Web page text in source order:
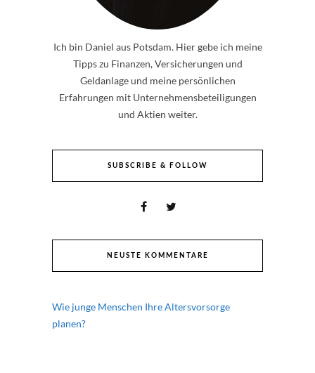
Ich bin Daniel aus Potsdam. Hier gebe ich meine
Tipps zu Finanzen, Versicherungen und
Geldanlage und meine persönlichen
Erfahrungen mit Unternehmensbeteiligungen
und Aktien weiter.
SUBSCRIBE & FOLLOW
NEUSTE KOMMENTARE
Wie junge Menschen Ihre Altersvorsorge
planen?